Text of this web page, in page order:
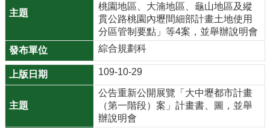
g
s
h
園
桃園地區、大湳地區、龜山地區及縱
貫公路桃園內壢間細部計畫土地使用
分區管制要點」等4案，並舉辦說明會
綜合規劃科
109-10-29
公告重新公開展覽「大中壢都市計畫
（第一階段）案」計畫書、圖，並舉
辦說明會